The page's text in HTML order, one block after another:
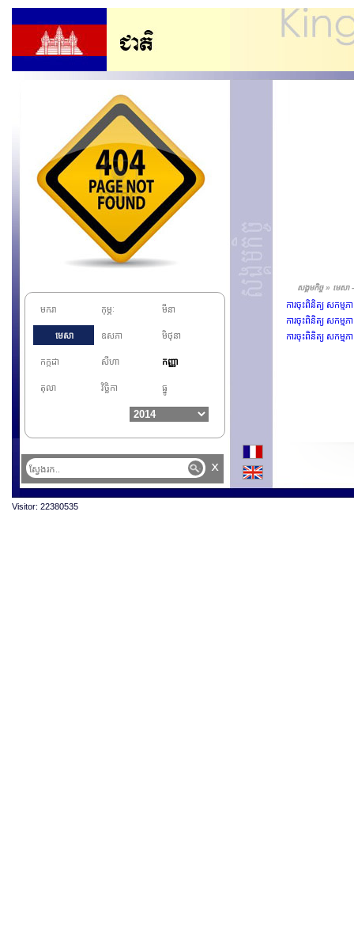
មករា កុម្ភៈ មីនា
មេសា ឧសភា មិថុនា
កក្កដា សីហា កញ្ញា
តុលា វិច្ឆិកា ធ្នូ
សង្គមកិច្ច » មេសា
ការចុះពិនិត្យ សកម្ម
ការចុះពិនិត្យ សកម្មភ
ការចុះពិនិត្យ សកម្មភ
x
Visitor: 22380535